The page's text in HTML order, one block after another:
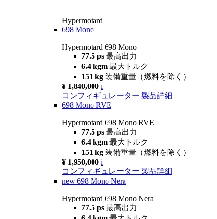
Hypermotard
698 Mono
Hypermotard 698 Mono
77.5 ps 最高出力
6.4 kgm 最大トルク
151 kg 装備重量（燃料を除く）
¥ 1,840,000 i
コンフィギュレーター 製品詳細
698 Mono RVE
Hypermotard 698 Mono RVE
77.5 ps 最高出力
6.4 kgm 最大トルク
151 kg 装備重量（燃料を除く）
¥ 1,950,000 i
コンフィギュレーター 製品詳細
new 698 Mono Nera
Hypermotard 698 Mono Nera
77.5 ps 最高出力